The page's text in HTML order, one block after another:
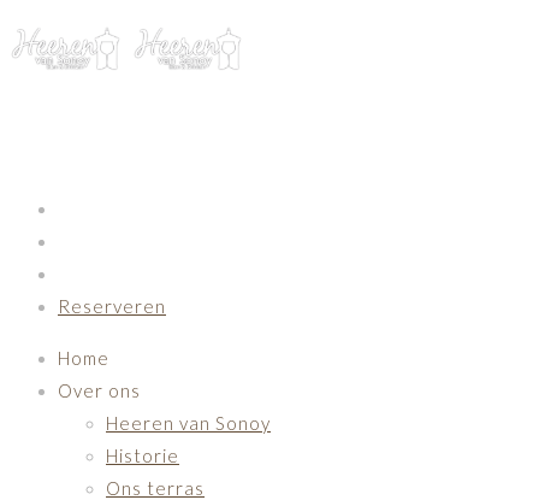
Reserveren
Home
Over ons
Heeren van Sonoy
Historie
Ons terras